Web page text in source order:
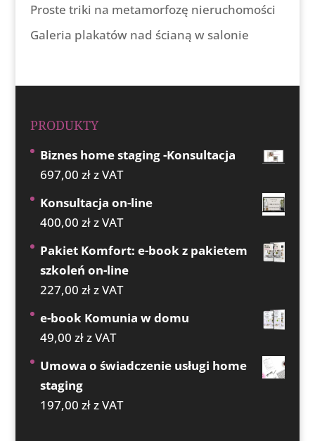
Proste triki na metamorfozę nieruchomości
Galeria plakatów nad ścianą w salonie
PRODUKTY
Biznes home staging -Konsultacja
697,00 złz VAT
Konsultacja on-line
400,00 złz VAT
Pakiet Komfort: e-book z pakietem
szkoleń on-line
227,00 złz VAT
e-book Komunia w domu
49,00 złz VAT
Umowa o świadczenie usługi home
staging
197,00 złz VAT